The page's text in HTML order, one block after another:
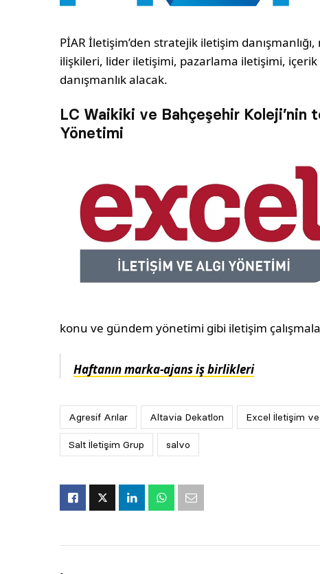
PİAR İletişim’den stratejik iletişim
ilişkileri, lider iletişimi, pazarlama iletişimi,
danışmanlık alacak.
LC Waikiki ve Bahçeşehir Koleji’nin
Yönetimi
konu ve gündem yönetimi gibi iletişim
Haftanın marka-ajans iş birlikleri
Agresif Arılar Altavia Dekatlon Excel İletişim
Salt İletişim Grup salvo